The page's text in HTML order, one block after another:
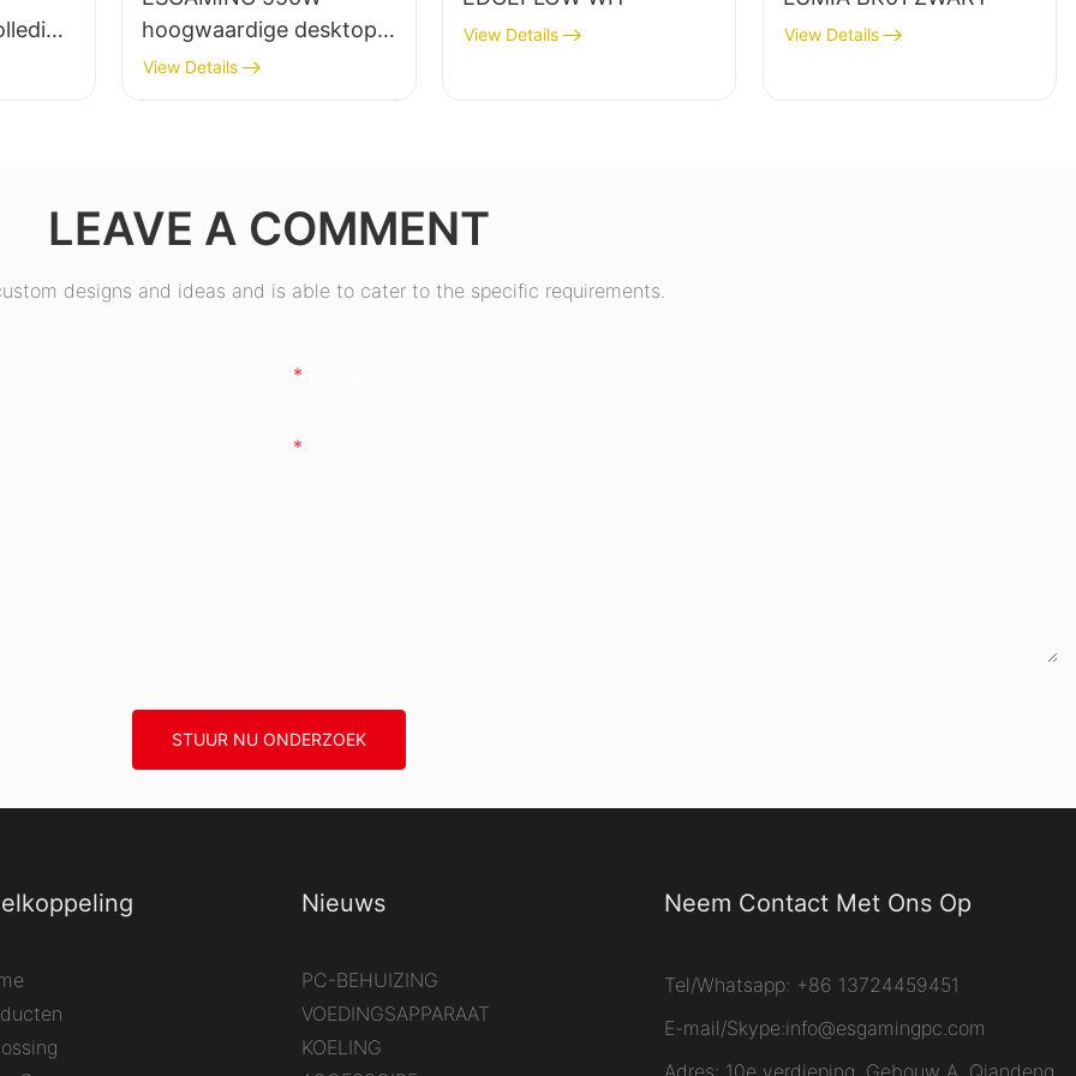
pc-
hoogwaardige desktop-
pc-voeding met 85%
rendement en 80+
View Details
View Details View Details
LEAVE A COMMENT
designs and ideas and is able to cater to the specific requirements.
STUUR NU ONDERZOEK
Nieuws
PC-BEHUIZING
VOEDINGSAPPARAAT
KOELING
Neem Contact Met Ons Op
Tel/Whatsapp: +86 13724459451
E-mail/Skype:info@esgamingpc.com
Adres: 10e verdieping, Gebouw A, Qiandeng